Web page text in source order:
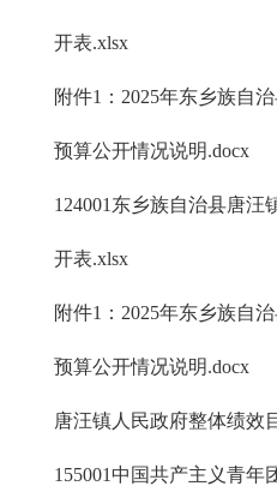
开表.xlsx
附件1：2025年东乡族自
预算公开情况说明.docx
124001东乡族自治县唐汪
开表.xlsx
附件1：2025年东乡族自
预算公开情况说明.docx
唐汪镇人民政府整体绩效
155001中国共产主义青年